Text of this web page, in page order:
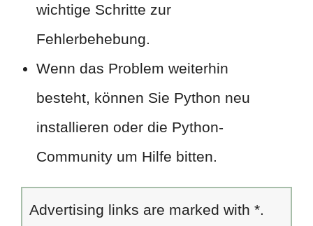
wichtige Schritte zur
Fehlerbehebung.
Wenn das Problem weiterhin
besteht, können Sie Python neu
installieren oder die Python-
Community um Hilfe bitten.
Advertising links are marked with *.